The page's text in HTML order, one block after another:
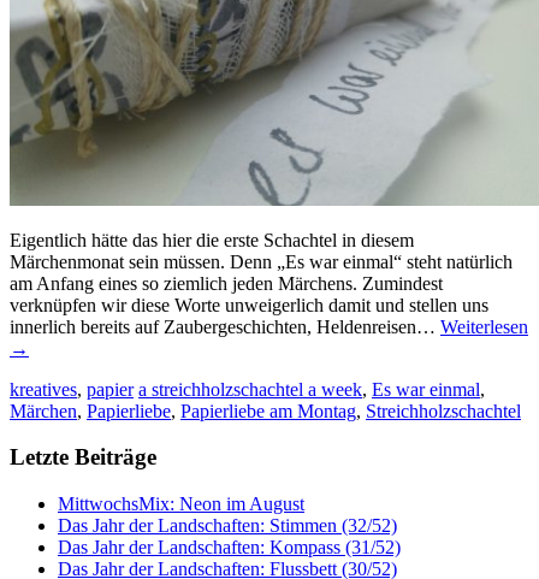
Eigentlich hätte das hier die erste Schachtel in diesem
Märchenmonat sein müssen. Denn „Es war einmal“ steht natürlich
am Anfang eines so ziemlich jeden Märchens. Zumindest
verknüpfen wir diese Worte unweigerlich damit und stellen uns
innerlich bereits auf Zaubergeschichten, Heldenreisen… Weiterlesen
→
kreatives, papier a streichholzschachtel a week, Es war einmal,
Märchen, Papierliebe, Papierliebe am Montag, Streichholzschachtel
Letzte Beiträge
MittwochsMix: Neon im August
Das Jahr der Landschaften: Stimmen (32/52)
Das Jahr der Landschaften: Kompass (31/52)
Das Jahr der Landschaften: Flussbett (30/52)